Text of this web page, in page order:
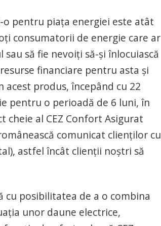
pentru piața energiei este atât
consumatorii de energie care ar
să fie nevoiți să-și înlocuiască
financiare pentru asta și
acest produs, începând cu 22
pentru o perioadă de 6 luni, în
cheie al CEZ Confort Asigurat
comunicat clienților cu
astfel încât clienții noștri să
cu posibilitatea de a o combina
unor daune electrice,